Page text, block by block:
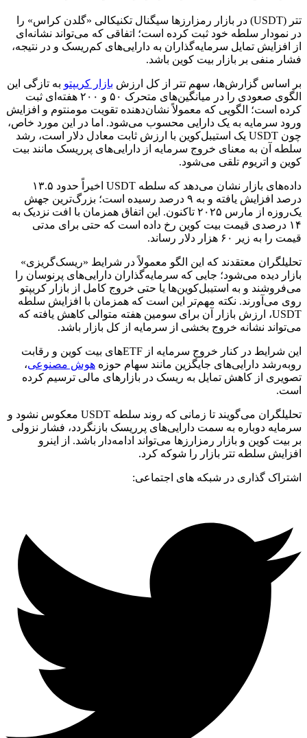
تتر (USDT) در بازار رمزارزها سیگنال تکنیکالی «گلدن کراس» را
در نمودار سلطه خود ثبت کرده است؛ اتفاقی که می‌تواند نشانه‌ای
از افزایش تمایل سرمایه‌گذاران به دارایی‌های کم‌ریسک و در نتیجه،
فشار منفی بر بازار بیت کوین باشد.
بر اساس گزارش‌ها، سهم تتر از کل ارزش بازار کریپتو به ‌تازگی این
الگوی صعودی را در میانگین‌های متحرک ۵۰ و ۲۰۰ هفته‌ای ثبت
کرده است؛ الگویی که معمولاً نشان‌دهنده تقویت مومنتوم و افزایش
ورود سرمایه به یک دارایی محسوب می‌شود. اما در این مورد خاص،
چون USDT یک استیبل‌کوین با ارزش ثابت معادل دلار است، رشد
سلطه آن به معنای خروج سرمایه از دارایی‌های پرریسک مانند بیت
کوین و اتریوم تلقی می‌شود.
داده‌های بازار نشان می‌دهد که سلطه USDT اخیراً حدود ۱۳.۵
درصد افزایش یافته و به ۹ درصد رسیده است؛ بزرگ‌ترین جهش
یک‌روزه از مارس ۲۰۲۵ تاکنون. این اتفاق همزمان با افت نزدیک به
۱۴ درصدی قیمت بیت کوین رخ داده است که حتی برای مدتی
قیمت را به زیر ۶۰ هزار دلار رساند.
تحلیلگران معتقدند که این الگو معمولاً در شرایط «ریسک‌گریزی»
بازار دیده می‌شود؛ جایی که سرمایه‌گذاران دارایی‌های پرنوسان را
می‌فروشند و به استیبل‌کوین‌ها یا حتی خروج کامل از بازار کریپتو
روی می‌آورند. نکته مهم‌تر این است که همزمان با افزایش سلطه
USDT، ارزش بازار آن برای سومین هفته متوالی کاهش یافته که
می‌تواند نشانه خروج بخشی از سرمایه از کل بازار باشد.
این شرایط در کنار خروج سرمایه از ETFهای بیت کوین و رقابت
رو‌به‌رشد دارایی‌های جایگزین مانند سهام حوزه هوش مصنوعی،
تصویری از کاهش تمایل به ریسک در بازارهای مالی ترسیم کرده
است.
تحلیلگران می‌گویند تا زمانی که روند سلطه USDT معکوس نشود و
سرمایه دوباره به سمت دارایی‌های پرریسک بازنگردد، فشار نزولی
بر بیت کوین و بازار رمزارزها می‌تواند ادامه‌دار باشد. از اینرو
افزایش سلطه تتر بازار را شوکه کرد.
اشتراک گذاری در شبکه های اجتماعی: